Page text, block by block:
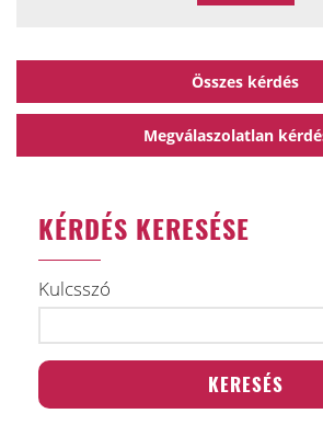
Összes kérdés
Megválaszolatlan
KÉRDÉS KERESÉSE
Kulcsszó